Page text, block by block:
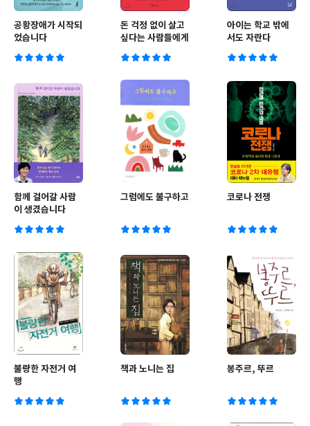
공황장애가 시작되
었습니다
돈 걱정 없이 살고
싶다는 사람들에게
아이는 학교 밖에
서도 자란다
함께 걸어갈 사람
이 생겼습니다
그럼에도 불구하고 코로나 전쟁
불량한 자전거 여
행
책과 노니는 집 봉주르, 뚜르